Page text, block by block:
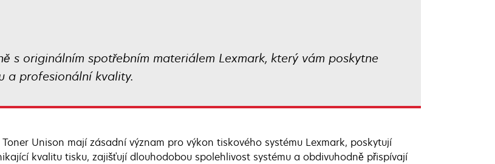
s originálním spotřebním materiálem Lexmark, který vám poskytne
a profesionální kvality.
Unison mají zásadní význam pro výkon tiskového systému Lexmark, poskytují
kvalitu tisku, zajišťují dlouhodobou spolehlivost systému a obdivuhodně přispívají